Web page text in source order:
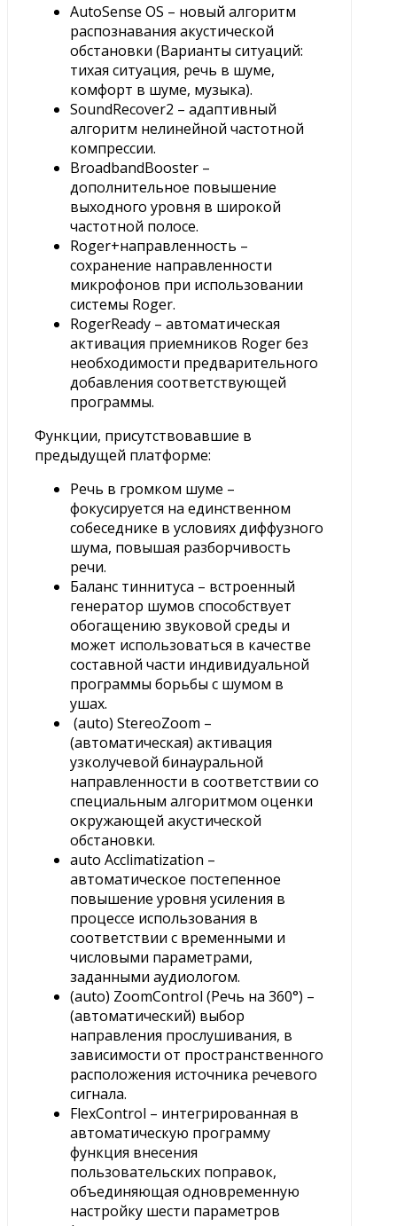
AutoSense OS – новый алгоритм
распознавания акустической
обстановки (Варианты ситуаций:
тихая ситуация, речь в шуме,
комфорт в шуме, музыка).
SoundRecover2 – адаптивный
алгоритм нелинейной частотной
компрессии.
BroadbandBooster –
дополнительное повышение
выходного уровня в широкой
частотной полосе.
Roger+направленность –
сохранение направленности
микрофонов при использовании
системы Roger.
RogerReady – автоматическая
активация приемников Roger без
необходимости предварительного
добавления соответствующей
программы.
Функции, присутствовавшие в
предыдущей платформе:
Речь в громком шуме –
фокусируется на единственном
собеседнике в условиях диффузного
шума, повышая разборчивость
речи.
Баланс тиннитуса – встроенный
генератор шумов способствует
обогащению звуковой среды и
может использоваться в качестве
составной части индивидуальной
программы борьбы с шумом в
ушах.
(auto) StereoZoom –
(автоматическая) активация
узколучевой бинауральной
направленности в соответствии со
специальным алгоритмом оценки
окружающей акустической
обстановки.
auto Acclimatization –
автоматическое постепенное
повышение уровня усиления в
процессе использования в
соответствии с временными и
числовыми параметрами,
заданными аудиологом.
(auto) ZoomControl (Речь на 360°) –
(автоматический) выбор
направления прослушивания, в
зависимости от пространственного
расположения источника речевого
сигнала.
FlexControl – интегрированная в
автоматическую программу
функция внесения
пользовательских поправок,
объединяющая одновременную
настройку шести параметров